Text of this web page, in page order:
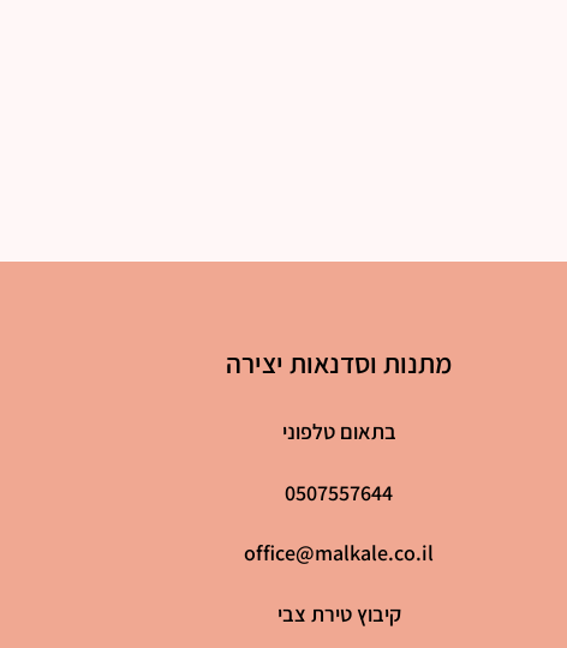
מתנות וסדנאות יצירה
בתאום טלפוני
0507557644
office@malkale.co.il
קיבוץ טירת צבי